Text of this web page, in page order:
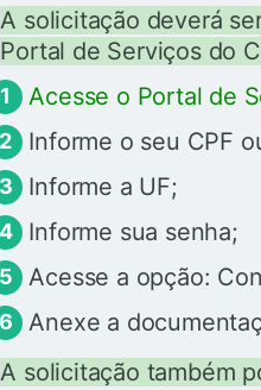
A solicitação deverá
Portal de Serviços do
Acesse o Portal de
Informe o seu CPF
Informe a UF;
Informe sua senha;
Acesse a opção:
Anexe a
A solicitação também